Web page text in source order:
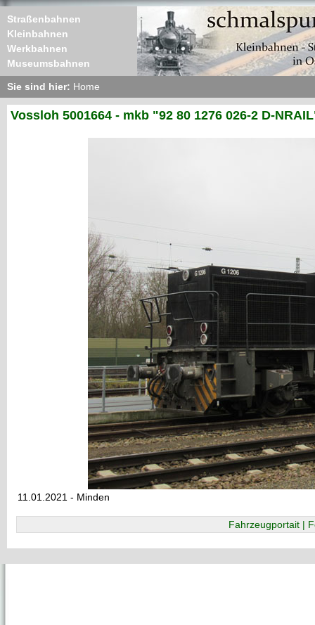
Straßenbahnen
Kleinbahnen
Werkbahnen
Museumsbahnen
Sie sind hier: Home
Vossloh 5001664 - mkb "92 80 1276 026-2 D-
11.01.2021 - Minden
Fahrzeugportait |